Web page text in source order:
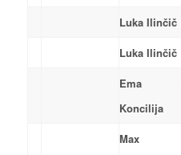
Luka Ilinčič
Luka Ilinčič
Ema
Koncilija
Max